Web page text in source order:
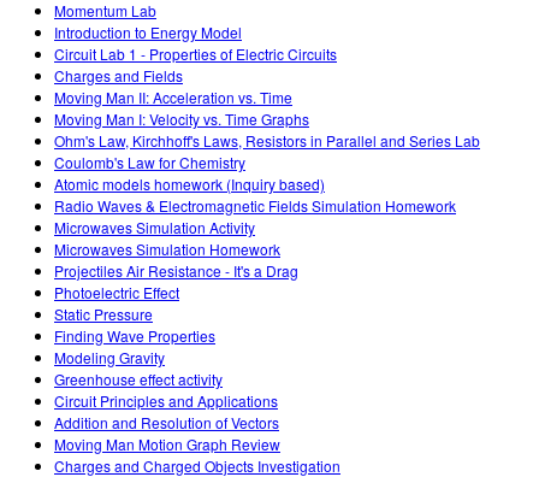
Momentum Lab
Introduction to Energy Model
Circuit Lab 1 - Properties of Electric Circuits
Charges and Fields
Moving Man II: Acceleration vs. Time
Moving Man I: Velocity vs. Time Graphs
Ohm's Law, Kirchhoff's Laws, Resistors in Parallel and Series Lab
Coulomb's Law for Chemistry
Atomic models homework (Inquiry based)
Radio Waves & Electromagnetic Fields Simulation Homework
Microwaves Simulation Activity
Microwaves Simulation Homework
Projectiles Air Resistance - It's a Drag
Photoelectric Effect
Static Pressure
Finding Wave Properties
Modeling Gravity
Greenhouse effect activity
Circuit Principles and Applications
Addition and Resolution of Vectors
Moving Man Motion Graph Review
Charges and Charged Objects Investigation